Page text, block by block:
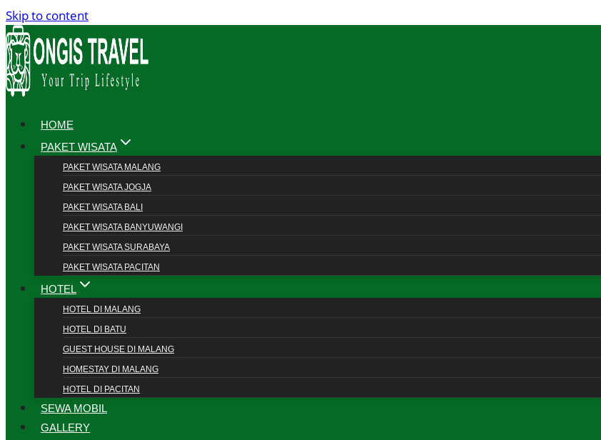
Skip to content
HOME
PAKET WISATA
PAKET WISATA MALANG
PAKET WISATA JOGJA
PAKET WISATA BALI
PAKET WISATA BANYUWANGI
PAKET WISATA SURABAYA
PAKET WISATA PACITAN
HOTEL
HOTEL DI MALANG
HOTEL DI BATU
GUEST HOUSE DI MALANG
HOMESTAY DI MALANG
HOTEL DI PACITAN
SEWA MOBIL
GALLERY